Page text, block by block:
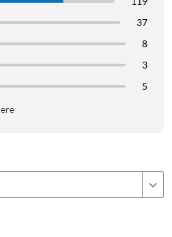
37
8
3
5